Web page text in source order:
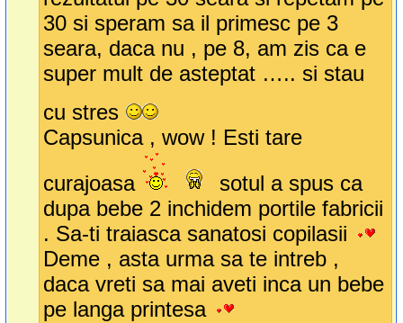
30 si speram sa il primesc pe 3
seara, daca nu , pe 8, am zis ca e
super mult de asteptat ….. si stau
cu stres
Capsunica , wow ! Esti tare
curajoasa
sotul a spus ca
dupa bebe 2 inchidem portile fabricii
. Sa-ti traiasca sanatosi copilasii
Deme , asta urma sa te intreb ,
daca vreti sa mai aveti inca un bebe
pe langa printesa